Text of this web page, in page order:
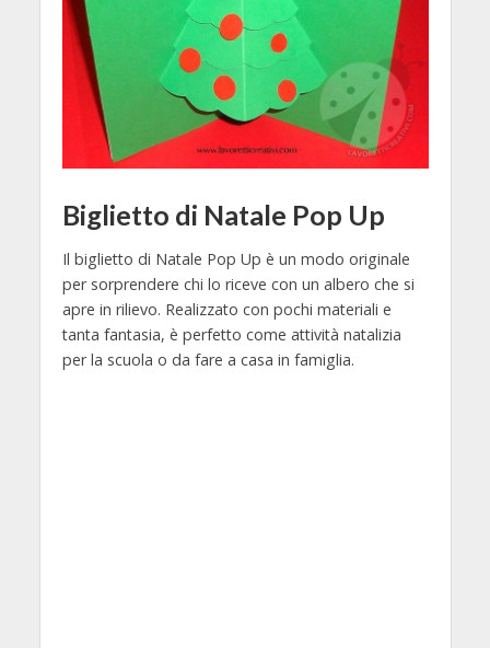
Biglietto di Natale Pop Up
Il biglietto di Natale Pop Up è un modo originale
per sorprendere chi lo riceve con un albero che si
apre in rilievo. Realizzato con pochi materiali e
tanta fantasia, è perfetto come attività natalizia
per la scuola o da fare a casa in famiglia.